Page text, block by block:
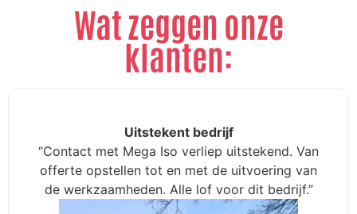
Wat zeggen onze
klanten:
In een woord “Prima”
“Alles werd netjes afgewerkt. Ik ben zeer
tevreden over Mega-Iso: professioneel, duidelijk
en goed geholpen bij de subsidieaanvraag.”